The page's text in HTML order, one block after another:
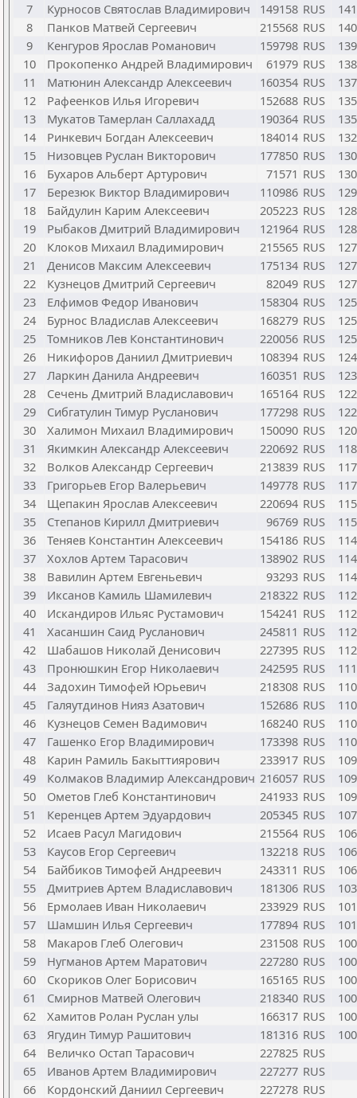
7
Курносов Святослав Владимирович 149158 RUS
8
Панков Матвей Сергеевич 215568 RUS
9
Кенгуров Ярослав Романович 159798 RUS
10
Прокопенко Андрей Владимирович 61979 RUS
11
Матюнин Александр Алексеевич 160354 RUS
12
Рафеенков Илья Игоревич 152688 RUS
13
Мукатов Тамерлан Саллахадд 190364 RUS
14
Ринкевич Богдан Алексеевич 184014 RUS
15
Низовцев Руслан Викторович 177850 RUS
16
Бухаров Альберт Артурович 71571 RUS
17
Березюк Виктор Владимирович 110986 RUS
18
Байдулин Карим Алексеевич 205223 RUS
19
Рыбаков Дмитрий Владимирович 121964 RUS
20
Клоков Михаил Владимирович 215565 RUS
21
Денисов Максим Алексеевич 175134 RUS
22
Кузнецов Дмитрий Сергеевич 82049 RUS
23
Елфимов Федор Иванович 158304 RUS
24
Бурнос Владислав Алексеевич 168279 RUS
25
Томников Лев Константинович 220056 RUS
26
Никифоров Даниил Дмитриевич 108394 RUS
27
Ларкин Данила Андреевич 160351 RUS
28
Сечень Дмитрий Владиславович 165164 RUS
29
Сибгатулин Тимур Русланович 177298 RUS
30
Халимон Михаил Владимирович 150090 RUS
31
Якимкин Александр Алексеевич 220692 RUS
32
Волков Александр Сергеевич 213839 RUS
33
Григорьев Егор Валерьевич 149778 RUS
34
Щепакин Ярослав Алексеевич 220694 RUS
35
Степанов Кирилл Дмитриевич 96769 RUS
36
Теняев Константин Алексеевич 154186 RUS
37
Хохлов Артем Тарасович 138902 RUS
38
Вавилин Артем Евгеньевич 93293 RUS
39
Иксанов Камиль Шамилевич 218322 RUS
40
Искандиров Ильяс Рустамович 154241 RUS
41
Хасаншин Саид Русланович 245811 RUS
42
Шабашов Николай Денисович 227395 RUS
43
Пронюшкин Егор Николаевич 242595 RUS
44
Задохин Тимофей Юрьевич 218308 RUS
45
Галяутдинов Нияз Азатович 152686 RUS
46
Кузнецов Семен Вадимович 168240 RUS
47
Гашенко Егор Владимирович 173398 RUS
48
Карин Рамиль Бакыттиярович 233917 RUS
49
Колмаков Владимир Александрович 216057 RUS
50
Ометов Глеб Константинович 241933 RUS
51
Керенцев Артем Эдуардович 205345 RUS
52
Исаев Расул Магидович 215564 RUS
53
Каусов Егор Сергеевич 132218 RUS
54
Байбиков Тимофей Андреевич 243311 RUS
55
Дмитриев Артем Владиславович 181306 RUS
56
Ермолаев Иван Николаевич 233929 RUS
57
Шамшин Илья Сергеевич 177894 RUS
58
Макаров Глеб Олегович 231508 RUS
59
Нугманов Артем Маратович 227280 RUS
60
Скориков Олег Борисович 165165 RUS
61
Смирнов Матвей Олегович 218340 RUS
62
Хамитов Ролан Руслан улы 166317 RUS
63
Ягудин Тимур Рашитович 181316 RUS
64
Величко Остап Тарасович 227825 RUS
65
Иванов Артем Владимирович 227277 RUS
66
Кордонский Даниил Сергеевич 227278 RUS